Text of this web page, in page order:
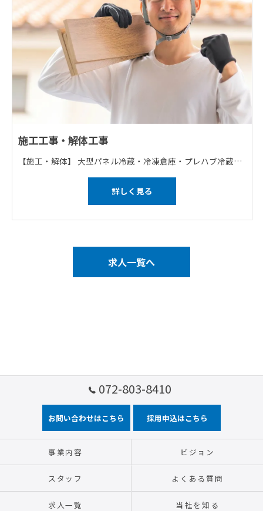
施工工事・解体工事
【施工・解体】 大型パネル冷蔵・冷凍倉庫・プレハブ冷蔵・冷凍庫・食品工業用クリーンルーム・工業用クリーンルーム・内装耐火間仕切 【どの仕事も一人では行いません】 1班が出張の際は残りの3班が大阪の作業を行うなど、4つ班を分けて仕事を回しております。 ※全員で作業を行う場合もあります。 【研修について】 マンツーマンでしっかりを教えていきます！
詳しく見る
求人一覧へ
072-803-8410
お問い合わせはこちら 採用申込はこちら
事業内容 ビジョン
スタッフ よくある質問
求人一覧 当社を知る